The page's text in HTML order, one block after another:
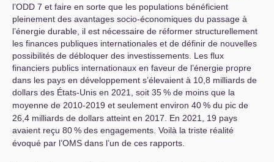
l’ODD 7 et faire en sorte que les populations bénéficient
pleinement des avantages socio-économiques du passage à
l’énergie durable, il est nécessaire de réformer structurellement
les finances publiques internationales et de définir de nouvelles
possibilités de débloquer des investissements. Les flux
financiers publics internationaux en faveur de l’énergie propre
dans les pays en développement s’élevaient à 10,8 milliards de
dollars des États-Unis en 2021, soit 35% de moins que la
moyenne de 2010-2019 et seulement environ 40% du pic de
26,4 milliards de dollars atteint en 2017. En 2021, 19 pays
avaient reçu 80% des engagements. Voilà la triste réalité
évoqué par l’OMS dans l’un de ces rapports.